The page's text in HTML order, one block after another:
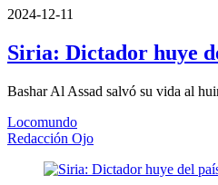
2024-12-11
Siria: Dictador huye
Bashar Al Assad salvó su vida al
Locomundo
Redacción Ojo